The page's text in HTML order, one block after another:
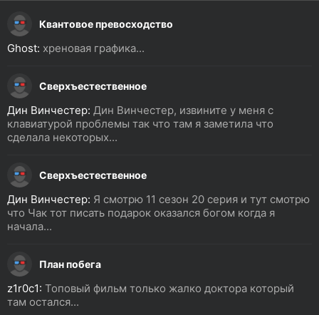
Квантовое превосходство
Ghost: хреновая графика...
Сверхъестественное
Дин Винчестер: Дин Винчестер, извините у меня с
клавиатурой проблемы так что там я заметила что
сделала некоторых...
Сверхъестественное
Дин Винчестер: Я смотрю 11 сезон 20 серия и тут смотрю
что Чак тот писать подарок оказался богом когда я
начала...
План побега
z1r0c1: Топовый фильм только жалко доктора который
там остался...